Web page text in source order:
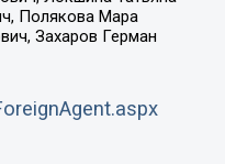
Полякова Мара
Захаров Герман